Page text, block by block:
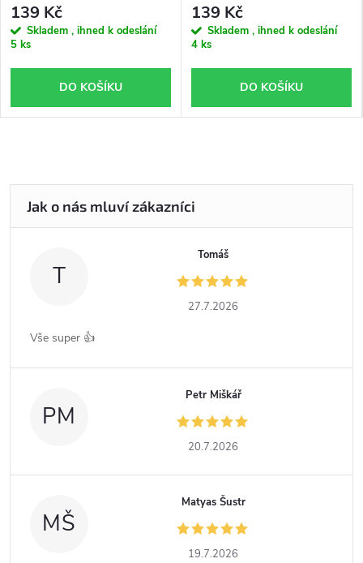
139 Kč
Skladem , ihned k odeslání
5 ks
DO KOŠÍKU
139 Kč
Skladem , ihned k odeslání
4 ks
DO KOŠÍKU
T
Tomáš
27.7.2026
Vše super 👍
PM
Petr Miškář
20.7.2026
MŠ
Matyas Šustr
19.7.2026